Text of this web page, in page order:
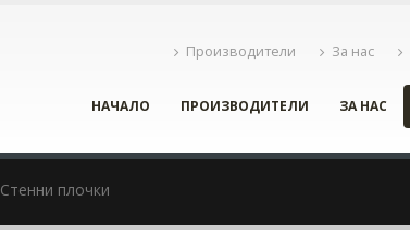
Производители За нас
НАЧАЛО ПРОИЗВОДИТЕЛИ ЗА НАС
Стенни плочки